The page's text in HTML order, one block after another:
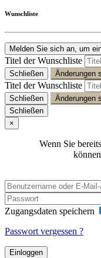
Wunschliste
Melden Sie sich an, um
Titel der Wunschliste
Schließen Änderungen
Titel der Wunschliste
Schließen
Änderungen
Schließen
×
Wenn Sie
Zugangsdaten speichern
Passwort vergessen ?
Einloggen